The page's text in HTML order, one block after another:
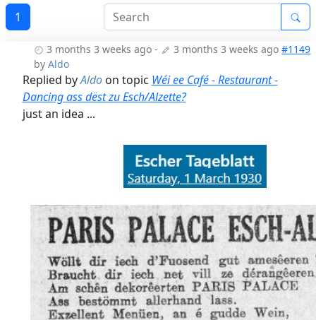
1
3 months 3 weeks ago - 3 months 3 weeks ago #1149
byAldo
Replied byAldoon topic Wéi ee Café - Restaurant -
Dancing ass dëst zu Esch/Alzette?
just an idea ...